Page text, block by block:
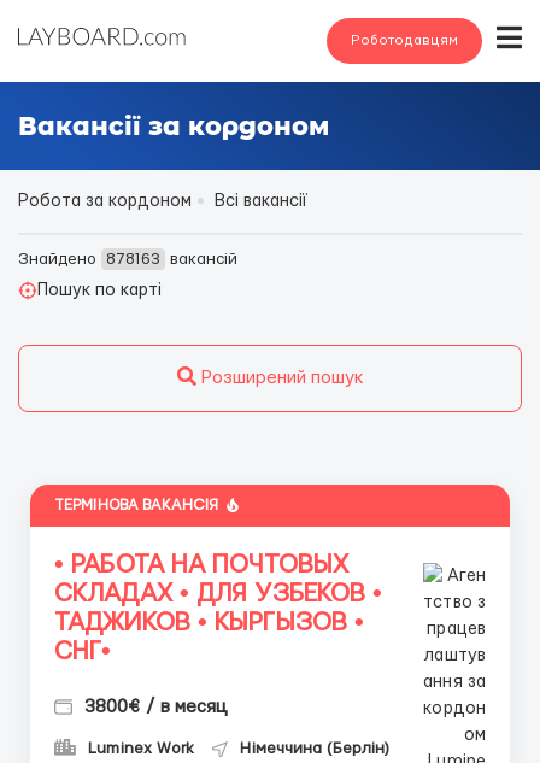
Роботодавцям
Вакансії за кордоном
Робота за кордоном Всі вакансії
Знайдено 878163
вакансій
Пошук по карті
Розширений пошук
ТЕРМІНОВА ВАКАНСІЯ
• РАБОТА НА ПОЧТОВЫХ
СКЛАДАХ • ДЛЯ УЗБЕКОВ •
ТАДЖИКОВ • КЫРГЫЗОВ •
СНГ•
3800€ / в месяц
Luminex Work Німеччина (Берлін)